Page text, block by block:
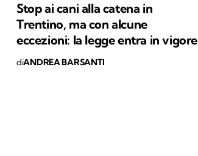
Stop ai cani alla catena in
Trentino, ma con alcune
eccezioni: la legge entra in vigore
diANDREA BARSANTI